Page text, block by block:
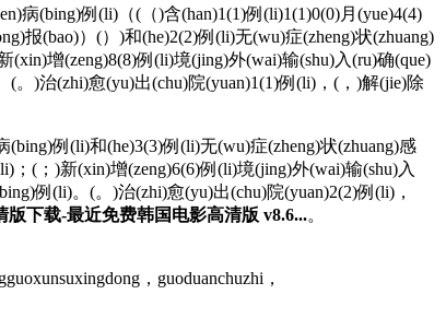
(bing)例(li)（(（)含(han)1(1)例(li)1(1)0(0)月(yue)4(4)
报(bao)）(）)和(he)2(2)例(li)无(wu)症(zheng)状(zhuang)
增(zeng)8(8)例(li)境(jing)外(wai)输(shu)入(ru)确(que)
(。)治(zhi)愈(yu)出(chu)院(yuan)1(1)例(li)，(，)解(jie)除
例(li)和(he)3(3)例(li)无(wu)症(zheng)状(zhuang)感
；(；)新(xin)增(zeng)6(6)例(li)境(jing)外(wai)输(shu)入
例(li)。(。)治(zhi)愈(yu)出(chu)院(yuan)2(2)例(li)，
版下载-最近免费韩国电影高清版 v8.6...。
，guoduanchuzhi，